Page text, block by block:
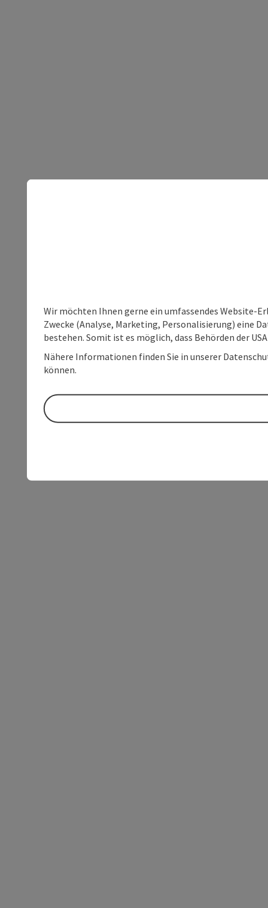
Wir möchten Ihnen gerne ein umfassendes Website-
Zwecke (Analyse, Marketing, Personalisierung) eine
bestehen. Somit ist es möglich, dass Behörden der
Nähere Informationen finden Sie in unserer
können.